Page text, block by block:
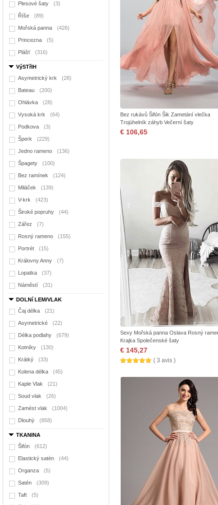
Plesové šaty (3)
Říše (89)
Mořská panna (426)
Princezna (5)
Plášť (316)
VýSTřIH
Asymetrický krk
(28)
Bateau (200)
Ohlávka (28)
Vysoká krk (64)
Podkova (3)
Šperk (229)
Jedno rameno (136)
Špagety (100)
Bez ramínek (124)
Miláček (139)
V-krk (423)
Široké popruhy (44)
Zářez (7)
Rosný rameno (155)
Portrét (15)
Královny Anny (7)
Lopatka (37)
Náměstí (31)
DOLNí LEM/VLAK
Čaj délka
(21)
Asymetrické (22)
Délka podlahy (679)
Kotníky (130)
Krátký (33)
Kolena délka (45)
Kaple Vlak (21)
Soud vlak (26)
Zamést vlak (1004)
Dlouhý (858)
TKANINA
Šifón
(612)
Elastický satén (44)
Organza (5)
Satén (309)
Taft (5)
Bez rukávů Šifón Šik Zametání vlečka
Trojúhelník záhyb Večerní šaty
€ 106,65
Sexy Mořská panna Oslava Rosný
Krajka Společenské šaty
€ 145,27
( 3 avis )